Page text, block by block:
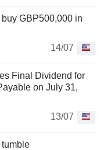
GBP500,000 in
14/07
Final Dividend for
on July 31,
13/07
tumble